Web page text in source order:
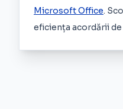
Microsoft Office.
eficiența acordării